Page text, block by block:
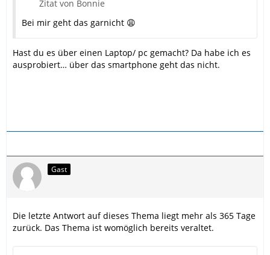
Zitat von Bonnie
Bei mir geht das garnicht 😩
Hast du es über einen Laptop/ pc gemacht? Da habe ich es
ausprobiert… über das smartphone geht das nicht.
Gast
Die letzte Antwort auf dieses Thema liegt mehr als 365 Tage
zurück. Das Thema ist womöglich bereits veraltet.